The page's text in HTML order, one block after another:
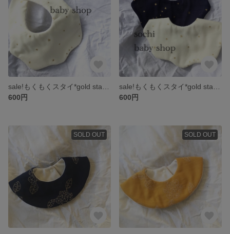
600円
600円
SOLD OUT SOLD OUT